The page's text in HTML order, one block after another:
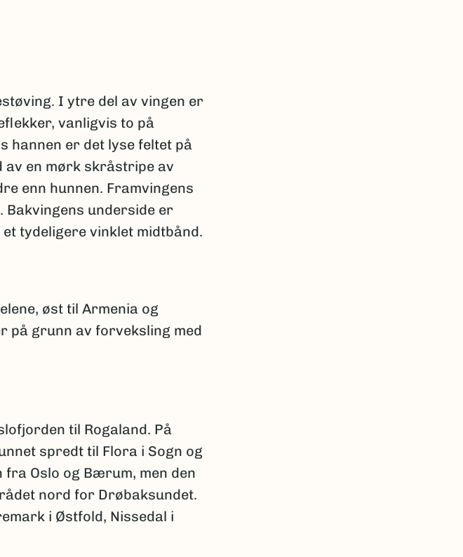
I ytre del av vingen er
vanligvis to på
hannen er det lyse feltet på
av en mørk skråstripe av
enn hunnen. Framvingens
underside er
tydeligere vinklet midtbånd.
øst til Armenia og
på grunn av forveksling med
til Rogaland. På
spredt til Flora i Sogn og
Oslo og Bærum, men den
nord for Drøbaksundet.
i Østfold, Nissedal i